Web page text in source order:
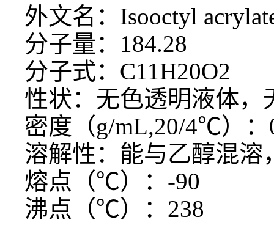
外文名： Isooctyl
分子量： 184.28
分子式： C11H20O2
性状：无色透明液体，
密度（g/mL,20/4℃）：
溶解性：能与乙醇混溶
熔点（℃）：-90
沸点（℃）：238